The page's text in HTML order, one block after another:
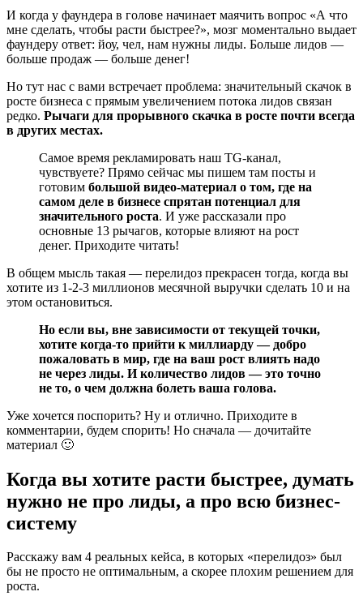
И когда у фаундера в голове начинает маячить вопрос «А что
мне сделать, чтобы расти быстрее?», мозг моментально выдает
фаундеру ответ: йоу, чел, нам нужны лиды. Больше лидов —
больше продаж — больше денег!
Но тут нас с вами встречает проблема: значительный скачок в
росте бизнеса с прямым увеличением потока лидов связан
редко. Рычаги для прорывного скачка в росте почти всегда
в других местах.
Самое время рекламировать наш TG-канал,
чувствуете? Прямо сейчас мы пишем там посты и
готовим большой видео-материал о том, где на
самом деле в бизнесе спрятан потенциал для
значительного роста. И уже рассказали про
основные 13 рычагов, которые влияют на рост
денег. Приходите читать!
В общем мысль такая — перелидоз прекрасен тогда, когда вы
хотите из 1-2-3 миллионов месячной выручки сделать 10 и на
этом остановиться.
Но если вы, вне зависимости от текущей точки,
хотите когда-то прийти к миллиарду — добро
пожаловать в мир, где на ваш рост влиять надо
не через лиды. И количество лидов — это точно
не то, о чем должна болеть ваша голова.
Уже хочется поспорить? Ну и отлично. Приходите в
комментарии, будем спорить! Но сначала — дочитайте
материал 🙂
Когда вы хотите расти быстрее, думать
нужно не про лиды, а про всю бизнес-
систему
Расскажу вам 4 реальных кейса, в которых «перелидоз» был
бы не просто не оптимальным, а скорее плохим решением для
роста.